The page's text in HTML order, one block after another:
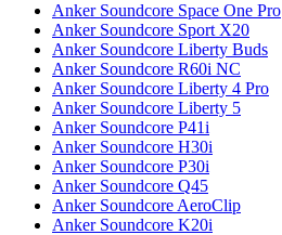
Anker Soundcore Space One Pro
Anker Soundcore Sport X20
Anker Soundcore Liberty Buds
Anker Soundcore R60i NC
Anker Soundcore Liberty 4 Pro
Anker Soundcore Liberty 5
Anker Soundcore P41i
Anker Soundcore H30i
Anker Soundcore P30i
Anker Soundcore Q45
Anker Soundcore AeroClip
Anker Soundcore K20i